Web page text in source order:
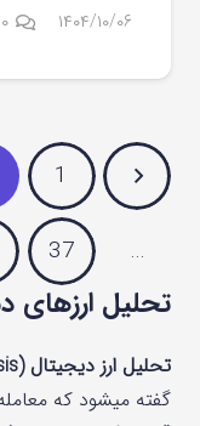
۱۴۰۴/۱۰/۰۶ ۰
1
…
37
تحلیل
تحلیل ارز دیجیتال (cryptocurrency analysis)
گفته میشود که